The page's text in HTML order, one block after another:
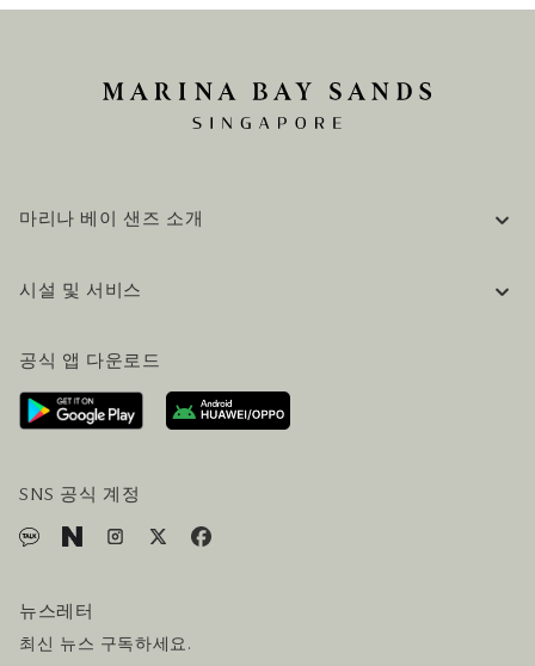
마리나 베이 샌즈 소개
채용 / 커리어
문의하기
시설 및 서비스
방문 계획
오시는길
방문객 서비스
공식 앱 다운로드
SNS 공식 계정
뉴스레터
최신 뉴스 구독하세요.